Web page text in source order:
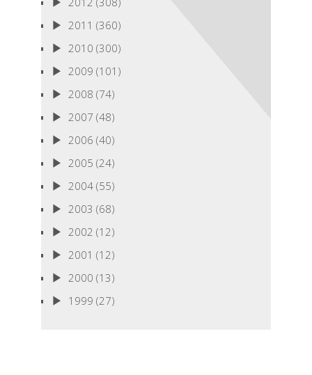
2011 (360)
2010 (300)
2009 (101)
2008 (74)
2007 (48)
2006 (40)
2005 (24)
2004 (55)
2003 (68)
2002 (12)
2001 (12)
2000 (13)
1999 (27)